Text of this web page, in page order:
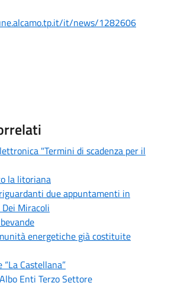
it/news/1282606
"Termini di scadenza per il
la litoriana
due appuntamenti in
Miracoli
energetiche già costituite
Castellana”
Enti Terzo Settore